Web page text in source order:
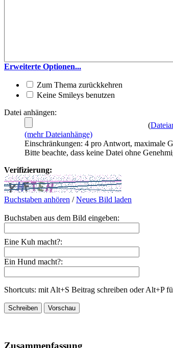
Erweiterte Optionen...
Zum Thema zurückkehren
Keine Smileys benutzen
Datei anhängen:
(
(mehr Dateianhänge)
Einschränkungen: 4 pro Antwort, maximale
Bitte beachte, dass keine Datei ohne
Verifizierung:
Buchstaben anhören /Neues Bild laden
Buchstaben aus dem Bild eingeben:
Eine Kuh macht?:
Ein Hund macht?:
Shortcuts: mit Alt+S Beitrag schreiben oder Alt+P
Zusammenfassung